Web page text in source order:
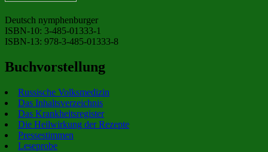
Deutsch nymphenburger
ISBN-10: 3-485-01333-1
ISBN-13: 978-3-485-01333-8
Buchvorstellung
Russische Volksmedizin
Das Inhaltsverzeichnis
Das Krankheitsregister
Die Heilwirkung der Rezepte
Pressestimmen
Leseprobe